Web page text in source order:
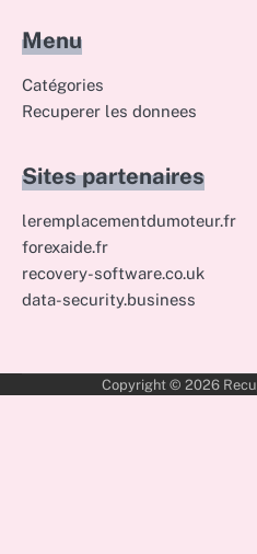
Menu
Catégories
Recuperer les donnees
Sites partenaires
leremplacementdumoteur.fr
forexaide.fr
recovery-software.co.uk
data-security.business
Copyright © 2026